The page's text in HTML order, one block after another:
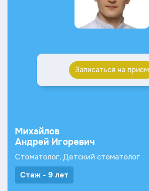
Записаться на прием
Михайлов
Андрей Игоревич
Стоматолог, Детский стоматолог
Стаж - 9 лет